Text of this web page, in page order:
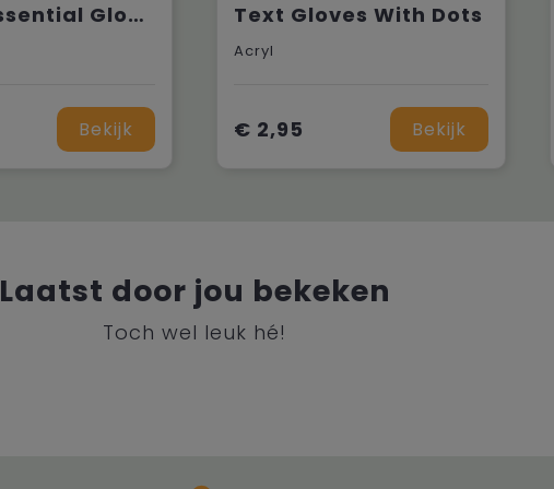
Luxury Essential Gloves
Bekijk
Text Gloves With Dots
Acryl
€ 2,95 Bekijk
Laatst door jou bekeken
Toch wel leuk hé!